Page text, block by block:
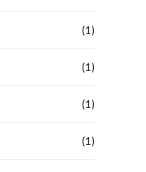
(1)
(1)
(1)
(1)